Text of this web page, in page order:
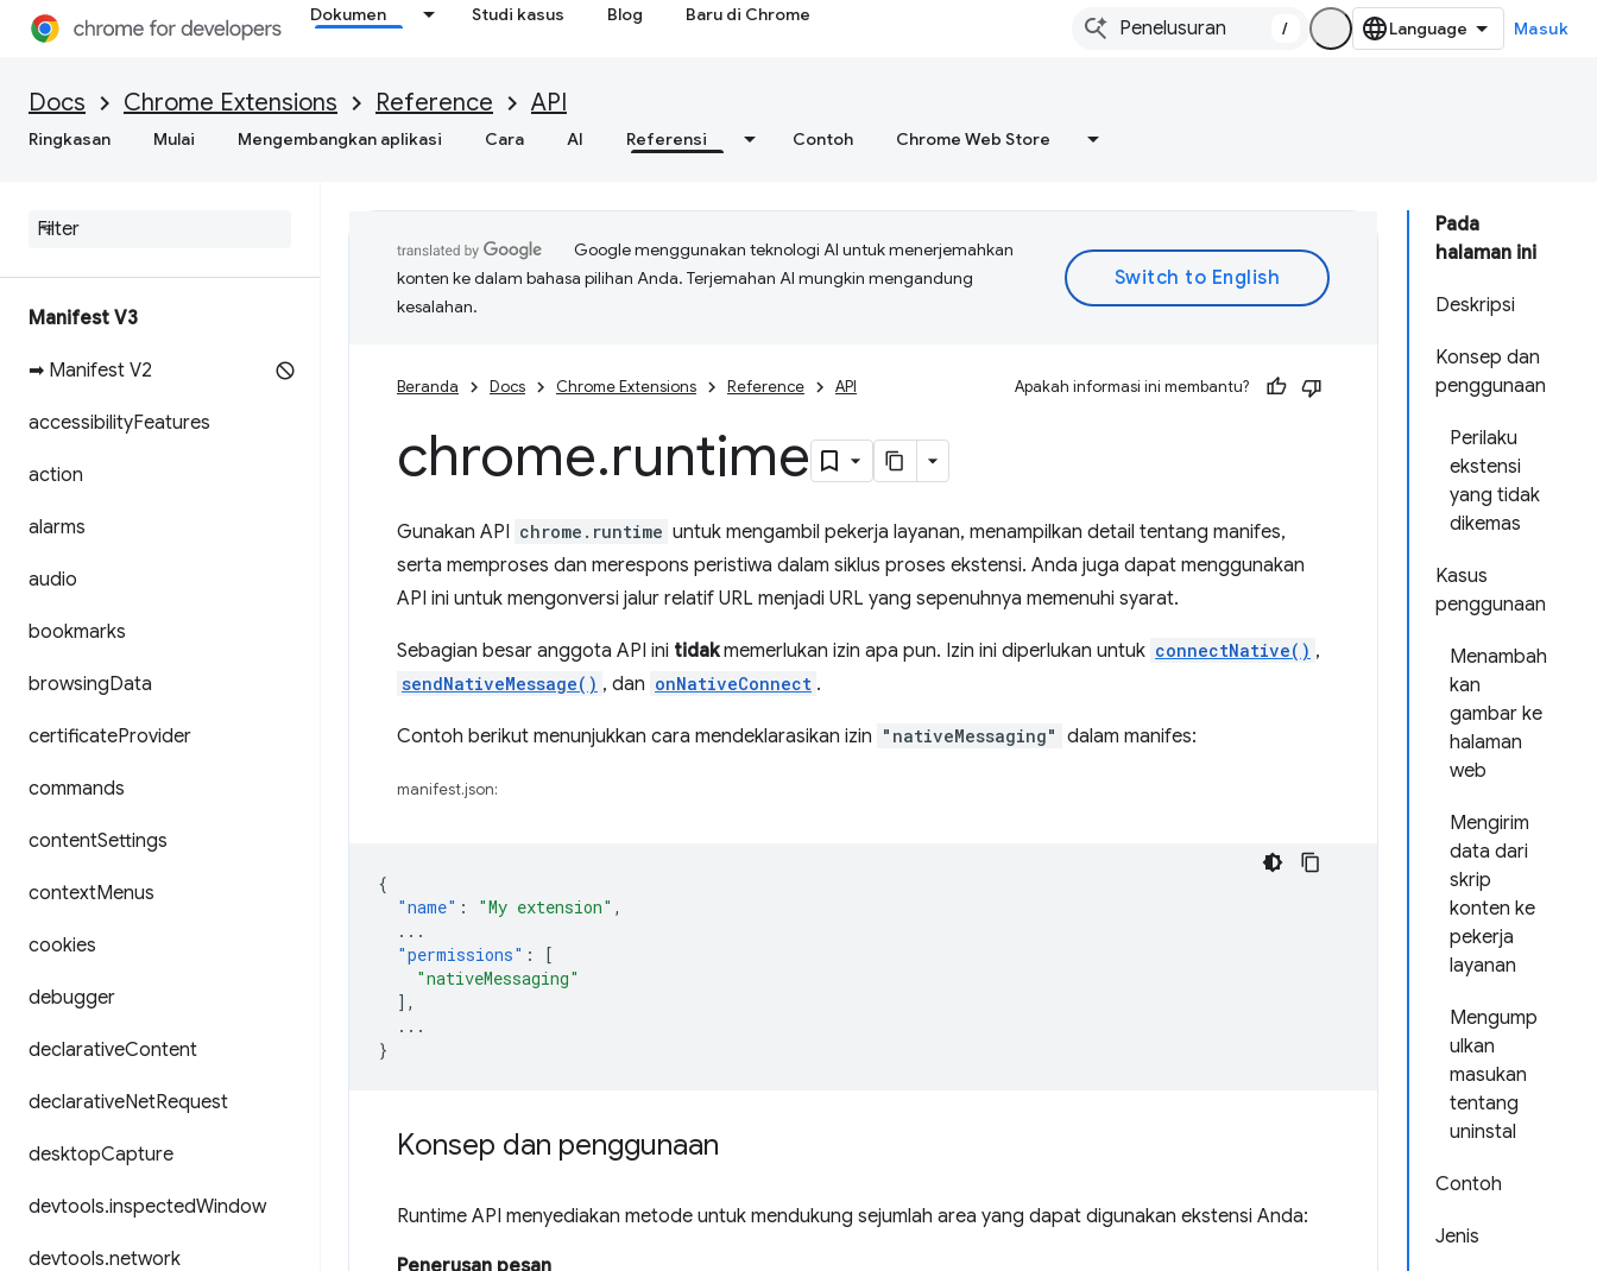
Dokumen Studi kasus Blog Baru di Chrome
/ Masuk
Docs Chrome Extensions Reference API
Ringkasan Mulai Mengembangkan aplikasi Cara AI Referensi Contoh Chrome Web Store
Manifest V3
➡ Manifest V2
accessibilityFeatures
action
alarms
audio
bookmarks
browsingData
certificateProvider
commands
contentSettings
contextMenus
cookies
debugger
declarativeContent
declarativeNetRequest
desktopCapture
devtools.inspectedWindow
devtools.network
Pada
halaman ini
Deskripsi
Konsep dan
penggunaan
Perilaku
ekstensi
yang tidak
dikemas
Kasus
penggunaan
Menambah
kan
gambar ke
halaman
web
Mengirim
data dari
skrip
konten ke
pekerja
layanan
Mengump
ulkan
masukan
tentang
uninstal
Contoh
Jenis
Google menggunakan teknologi AI untuk menerjemahkan
konten ke dalam bahasa pilihan Anda. Terjemahan AI mungkin mengandung
kesalahan.
Beranda Docs Chrome Extensions Reference API Apakah informasi ini membantu?
chrome.runtime
Gunakan API chrome.runtime untuk mengambil pekerja layanan, menampilkan detail tentang manifes,
serta memproses dan merespons peristiwa dalam siklus proses ekstensi. Anda juga dapat menggunakan
API ini untuk mengonversi jalur relatif URL menjadi URL yang sepenuhnya memenuhi syarat.
Sebagian besar anggota API ini tidakmemerlukan izin apa pun. Izin ini diperlukan untuk connectNative() ,
sendNativeMessage() , dan onNativeConnect .
Contoh berikut menunjukkan cara mendeklarasikan izin "nativeMessaging" dalam manifes:
manifest.json:
{
"name" : "My extension" ,
...
"permissions" :
[
"nativeMessaging"
],
...
}
Konsep dan penggunaan
Runtime API menyediakan metode untuk mendukung sejumlah area yang dapat digunakan ekstensi Anda:
Penerusan pesan